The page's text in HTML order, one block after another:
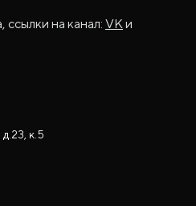
на канал: VKи
к.5